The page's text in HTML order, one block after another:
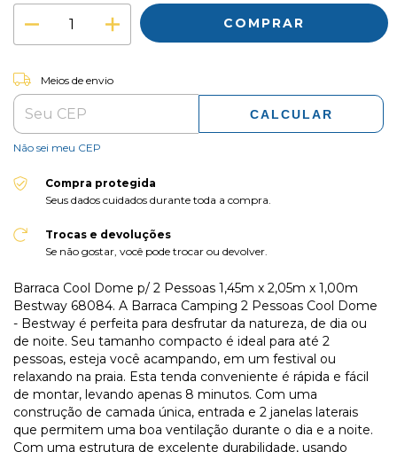
Entregas para o CEP:
Meios de envio
CALCULAR
Não sei meu CEP
Compra protegida
Seus dados cuidados durante toda a compra.
Trocas e devoluções
Se não gostar, você pode trocar ou devolver.
Barraca Cool Dome p/ 2 Pessoas 1,45m x 2,05m x 1,00m
Bestway 68084. A Barraca Camping 2 Pessoas Cool Dome
- Bestway é perfeita para desfrutar da natureza, de dia ou
de noite. Seu tamanho compacto é ideal para até 2
pessoas, esteja você acampando, em um festival ou
relaxando na praia. Esta tenda conveniente é rápida e fácil
de montar, levando apenas 8 minutos. Com uma
construção de camada única, entrada e 2 janelas laterais
que permitem uma boa ventilação durante o dia e a noite.
Com uma estrutura de excelente durabilidade, usando